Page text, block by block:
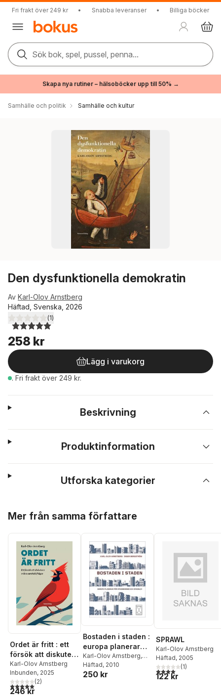
Fri frakt över 249 kr • Snabba leveranser • Billiga böcker
Sök bok, spel, pussel, penna...
Skapa nya rutiner – hälsoböcker upp till 50% →
Samhälle och politik Samhälle och kultur
Den dysfunktionella demokratin
Av Karl-Olov Arnstberg
Häftad, Svenska, 2026
5,0utav 5 stjärnor. Totalt antal röster:
(1)
258 kr
Lägg i varukorg
. Fri frakt över 249 kr.
Beskrivning
Produktinformation
Utforska kategorier
Mer från samma författare
Ordet är fritt : ett
försök att diskutera
svåra
samhällsfrågor
Karl-Olov Arnstberg
Inbunden, 2025
5,0utav 5 stjärnor. Totalt antal röster:
(2)
246 kr
Bostaden i staden :
europa planerar
för stadsboende
och stadsliv
Karl-Olov Arnstberg,
Inger Bergström
Häftad, 2010
250 kr
SPRAWL
Karl-Olov Arnstberg
Häftad, 2005
4,0utav 5 stjärnor.
(1)
122 kr